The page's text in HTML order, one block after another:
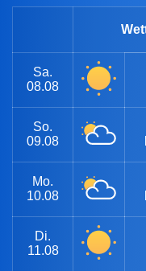
Sa.
08.08
So.
09.08
Mo.
10.08
Di.
11.08